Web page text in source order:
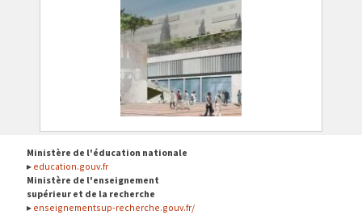
Ministère de l'éducation nationale
education.gouv.fr
Ministère de l'enseignement
supérieur et de la recherche
enseignementsup-recherche.gouv.fr/